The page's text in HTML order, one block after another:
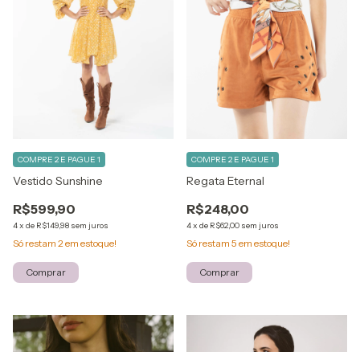
Vestido Sunshine
R$599,90
4x de R$149,98 sem juros
COMPRE 2 E PAGUE 1
Só restam 2em estoque!
Comprar
Regata Eternal
R$248,00
4x de R$62,00 sem juros
COMPRE 2 E PAGUE 1
Só restam 5 em estoque!
Comprar